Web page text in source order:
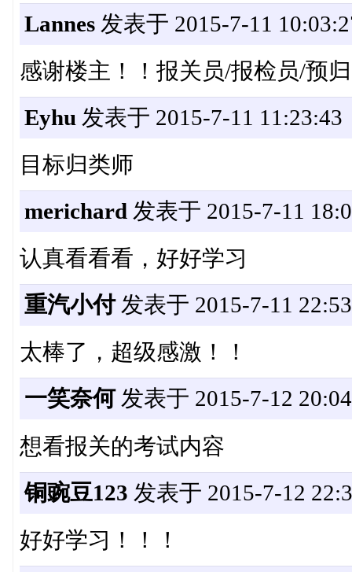
Lannes发表于 2015-7-11
感谢楼主！！报关员/报检员/预
Eyhu 发表于 2015-7-11 11:23:43
目标归类师
merichard发表于 2015-7-11
认真看看看，好好学习
重汽小付发表于 2015-7-11
太棒了，超级感激！！
一笑奈何发表于 2015-7-12
想看报关的考试内容
铜豌豆123 发表于 2015-7-12
好好学习！！！